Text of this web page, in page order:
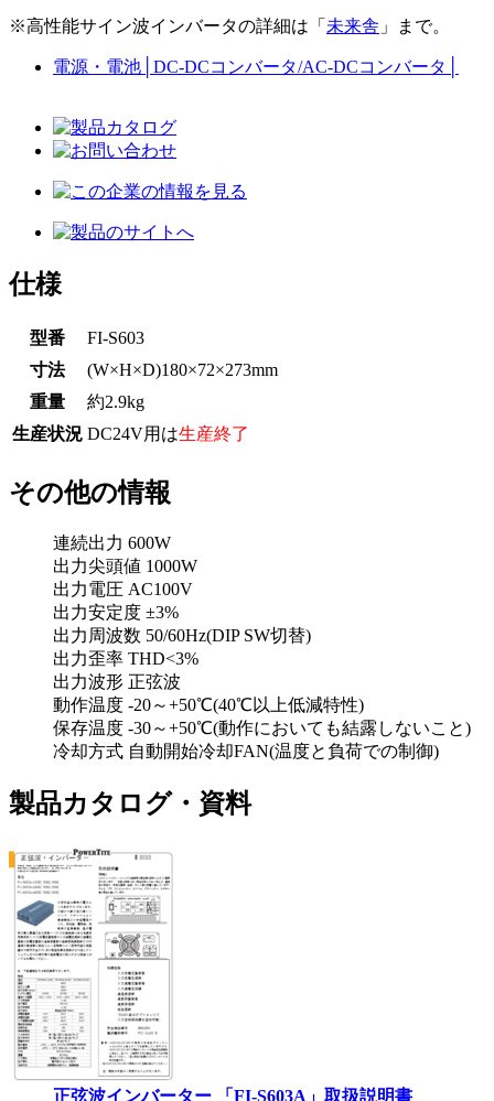
※高性能サイン波インバータの詳細は「 未来舎 」まで。
電源・電池 DC-DCコンバータ/AC-DCコンバータ
仕様
型番
FI-S603
寸法
(W×H×D)180×72×273mm
重量
約2.9kg
生産状況 DC24V用は生産終了
その他の情報
連続出力 600W
出力尖頭値 1000W
出力電圧 AC100V
出力安定度 ±3%
出力周波数 50/60Hz(DIP SW切替)
出力歪率 THD<3%
出力波形 正弦波
動作温度 -20～+50℃(40℃以上低減特性)
保存温度 -30～+50℃(動作においても結露しないこと)
冷却方式 自動開始冷却FAN(温度と負荷での制御)
製品カタログ・資料
正弦波インバーター 「FI-S603A」取扱説明書